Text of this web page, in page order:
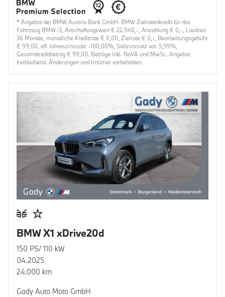
* Angebot der BMW Austria Bank GmbH. BMW Zielratenkredit für das
Fahrzeug BMW i3, Anschaffungswert € 22.940,-, Anzahlung € 0,-, Laufzeit
36 Monate, monatliche Kreditrate € 0,00, Zielrate € 0,-, Bearbeitungsgebühr
€ 99,00, eff. Jahreszinssatz -100,00%, Sollzinssatz var. 5,99%,
Gesamtkreditbetrag € 99,00. Beträge inkl. NoVA und MwSt.. Angebot
freibleibend. Änderungen und Irrtümer vorbehalten.
BMW X1 xDrive20d
150 PS/ 110 kW
04.2025
24.000 km
Gady Auto Moto GmbH